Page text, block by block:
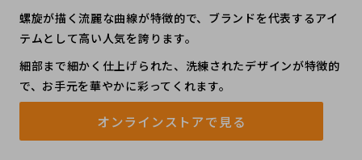
螺旋が描く流麗な曲線が特徴的で、ブランドを代表するアイ
テムとして高い人気を誇ります。
細部まで細かく仕上げられた、洗練されたデザインが特徴的
で、お手元を華やかに彩ってくれます。
オンラインストアで見る